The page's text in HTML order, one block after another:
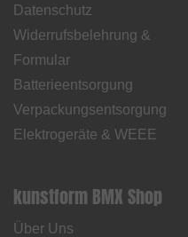
Datenschutz
Widerrufsbelehrung &
Formular
Batterieentsorgung
Verpackungsentsorgung
Elektrogeräte & WEEE
kunstform BMX Shop
Über Uns